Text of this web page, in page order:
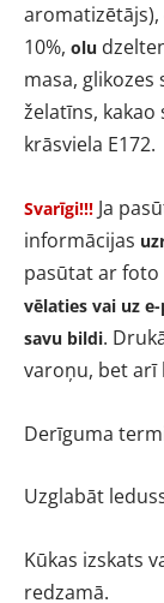
aromatizētājs),
10%, olu
masa, glikozes
želatīns, kakao
krāsviela E172.
Svarīgi!!! Ja
informācijas
pasūtat ar
vēlaties vai uz
savu bildi.
varoņu, bet arī
Derīguma
Uzglabāt
Kūkas izskats
redzamā.